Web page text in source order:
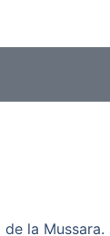
la Mussara.